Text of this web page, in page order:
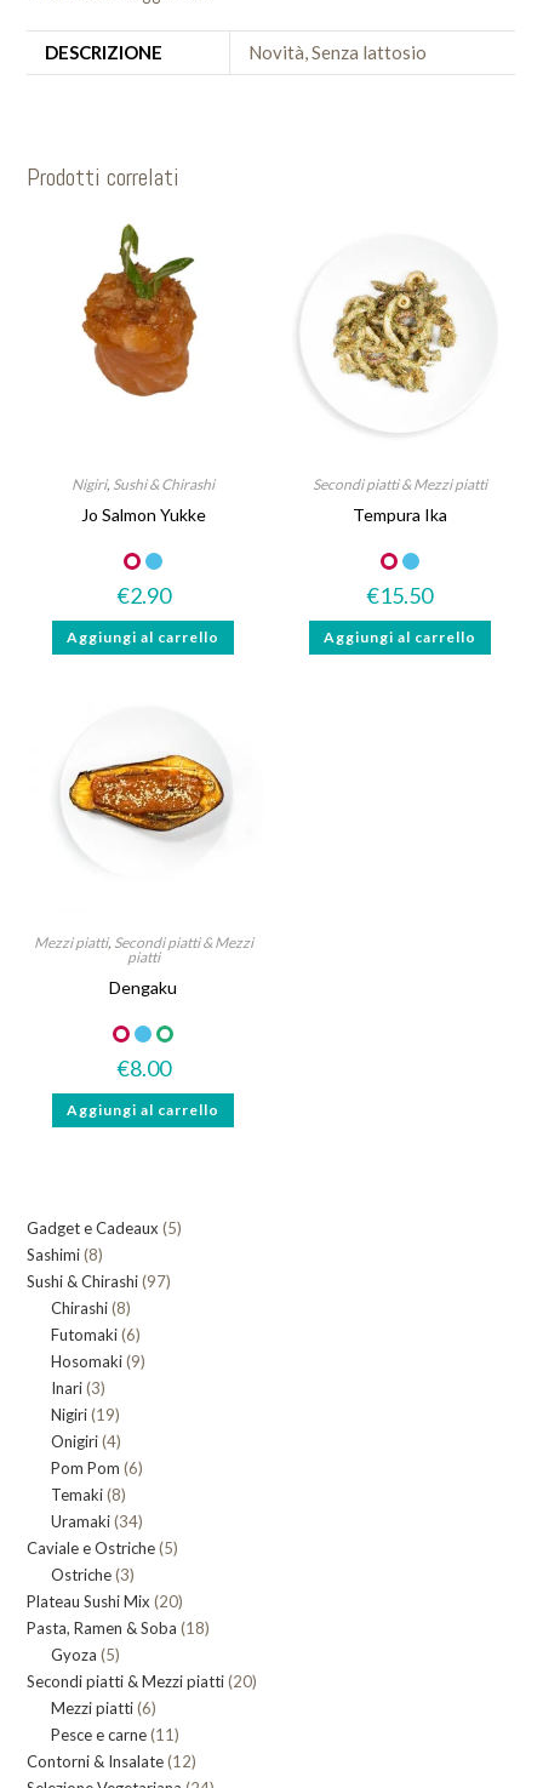
DESCRIZIONE Novità, Senza lattosio
Prodotti correlati
Nigiri, Sushi & Chirashi
Jo Salmon Yukke
€2.90
Aggiungi al carrello
Secondi piatti & Mezzi piatti
Tempura Ika
€15.50
Aggiungi al carrello
Mezzi piatti, Secondi piatti & Mezzi
piatti
Dengaku
€8.00
Aggiungi al carrello
Gadget e Cadeaux 55
Sashimi 88
prodotti
Sushi & Chirashi 9797
Chirashi 88
prodotti
Futomaki 66
prodotti
Hosomaki 99
Inari 33
prodotti
Nigiri 1919
prodotti
Onigiri 44
prodotti
Pom Pom 66
Temaki 88
prodotti
Uramaki 3434
prodotti
Caviale e Ostriche 55
Ostriche 33
prodotti
Plateau Sushi Mix 2020
prodotti
Pasta, Ramen & Soba 1818
Gyoza 55
prodotti
Secondi piatti & Mezzi piatti 2020
Mezzi piatti 66
prodotti
Pesce e carne 1111
prodotti
Contorni & Insalate 1212